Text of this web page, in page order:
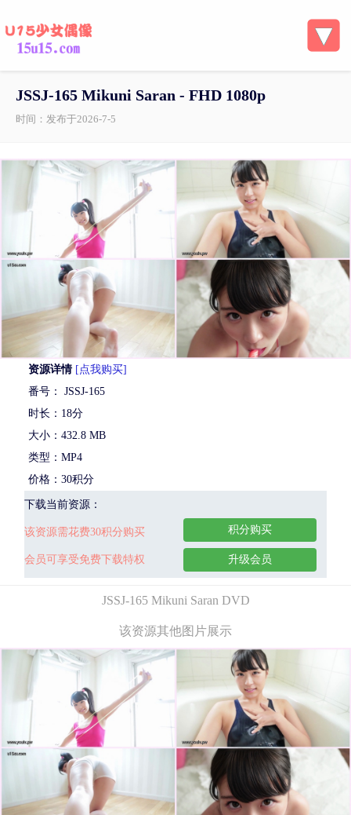
JSSJ-165 Mikuni Saran - FHD 1080p
时间：发布于2026-7-5
资源详情 [点我购买]
番号： JSSJ-165
时长：18分
大小：432.8 MB
类型：MP4
价格：30积分
下载当前资源：
该资源需花费30积分购买
会员可享受免费下载特权
积分购买
升级会员
JSSJ-165 Mikuni Saran DVD
该资源其他图片展示